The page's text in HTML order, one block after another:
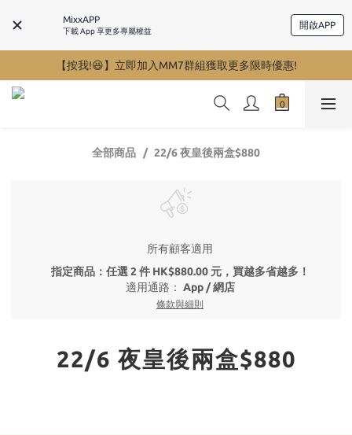
MixxAPP
下載 App 享更多專屬權益
開啟APP
【按我!😆】立即加入MM7群組獲取更多限時優惠!
全部商品 22/6 夜皇後兩盒$880
所有顧客適用
指定商品：任選 2 件 HK$880.00 元，買越多省越多！
適用通路： App / 網店
條款與細則
22/6 夜皇後兩盒$880